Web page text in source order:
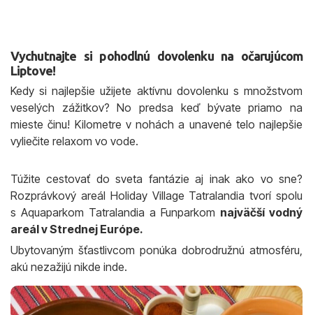
Vychutnajte si pohodlnú dovolenku na očarujúcom
Liptove!
Kedy si najlepšie užijete aktívnu dovolenku s množstvom
veselých zážitkov? No predsa keď bývate priamo na
mieste činu! Kilometre v nohách a unavené telo najlepšie
vyliečite relaxom vo vode.
Túžite cestovať do sveta fantázie aj inak ako vo sne?
Rozprávkový areál Holiday Village Tatralandia tvorí spolu
s Aquaparkom Tatralandia a Funparkom najväčší vodný
areál v Strednej Európe.
Ubytovaným šťastlivcom ponúka dobrodružnú atmosféru,
akú nezažijú nikde inde.